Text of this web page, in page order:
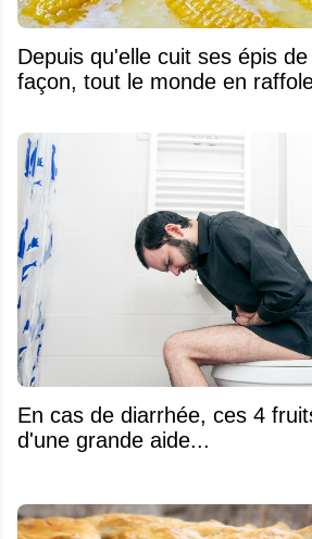
Depuis qu'elle cuit ses épis
façon, tout le monde en
En cas de diarrhée, ces 4
d'une grande aide...